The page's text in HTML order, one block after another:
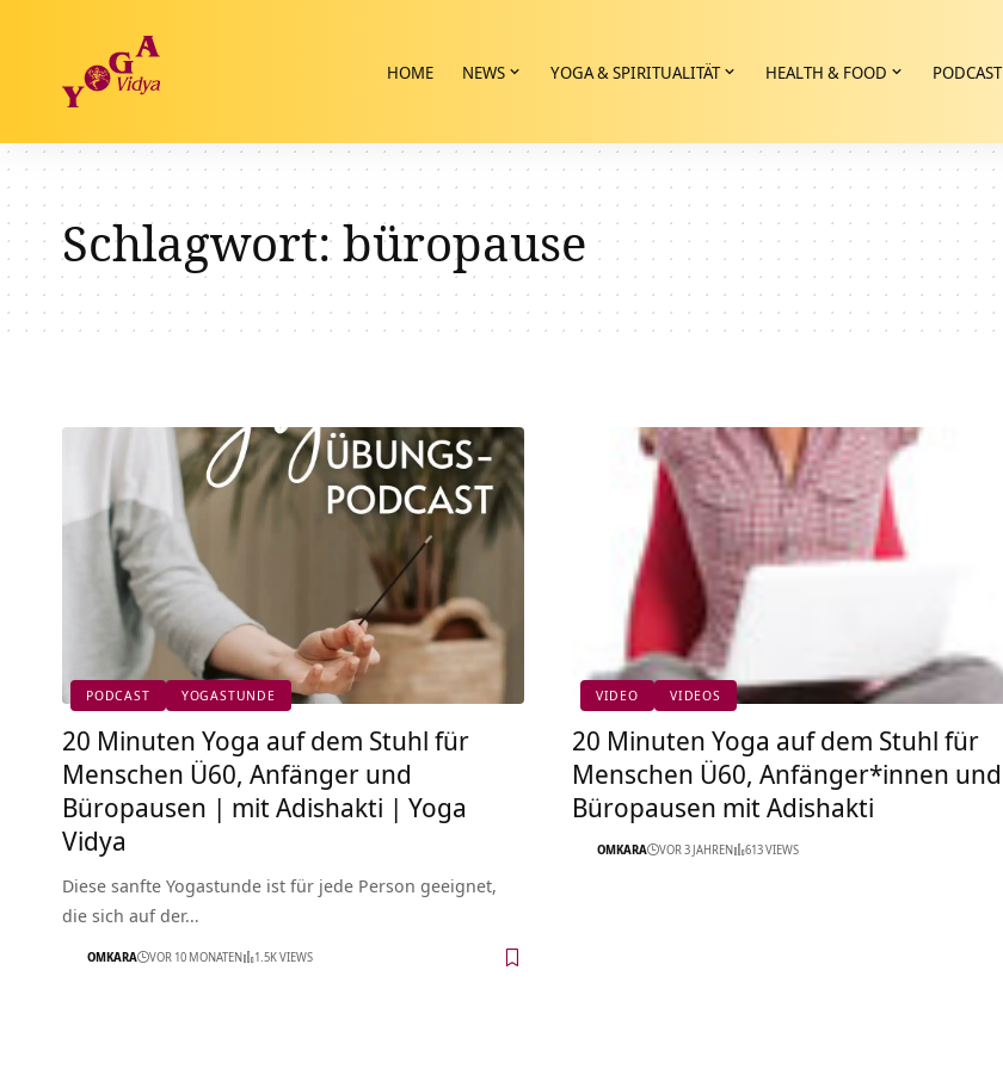
HOME NEWS YOGA & SPIRITUALITÄT HEALTH & FOOD PODCAST
Schlagwort:büropause
PODCAST YOGASTUNDE
20 Minuten Yoga auf dem Stuhl für
Menschen Ü60, Anfänger und
Büropausen | mit Adishakti | Yoga
Vidya
Diese sanfte Yogastunde ist für jede Person geeignet,
die sich auf der…
OMKARA VOR 10 MONATEN 1.5K VIEWS
VIDEO VIDEOS
20 Minuten Yoga auf dem Stuhl für
Menschen Ü60, Anfänger*innen und
Büropausen mit Adishakti
OMKARA VOR 3 JAHREN 613 VIEWS